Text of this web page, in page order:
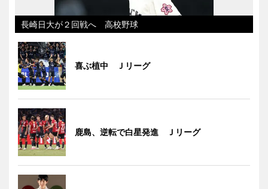
長崎日大が２回戦へ 高校野球
喜ぶ植中 Ｊリーグ
鹿島、逆転で白星発進 Ｊリーグ